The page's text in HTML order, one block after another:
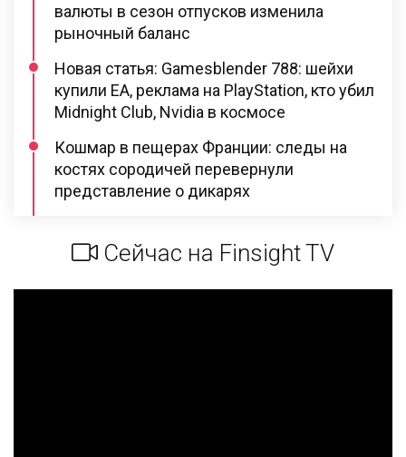
валюты в сезон отпусков изменила
рыночный баланс
Новая статья: Gamesblender 788: шейхи
купили EA, реклама на PlayStation, кто убил
Midnight Club, Nvidia в космосе
Кошмар в пещерах Франции: следы на
костях сородичей перевернули
представление о дикарях
Сейчас на Finsight TV